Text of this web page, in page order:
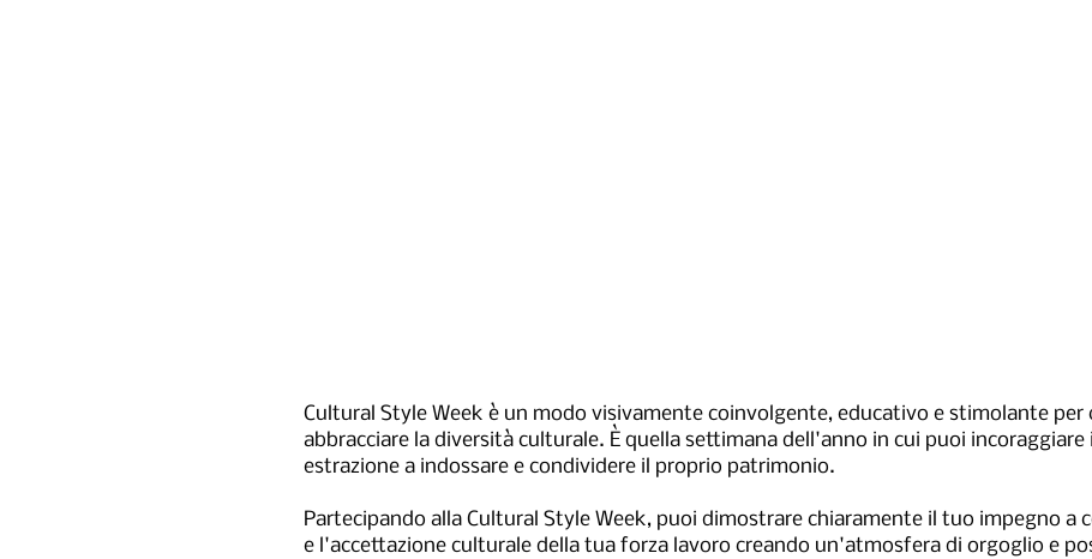
Cultural Style Week è un modo visivamente coinvolgente, educativo e stimolante per
abbracciare la diversità culturale. È quella settimana dell'anno in cui puoi incoraggiare
estrazione a indossare e condividere il proprio patrimonio.
Partecipando alla Cultural Style Week, puoi dimostrare chiaramente il tuo impegno a
e l'accettazione culturale della tua forza lavoro creando un'atmosfera di orgoglio e